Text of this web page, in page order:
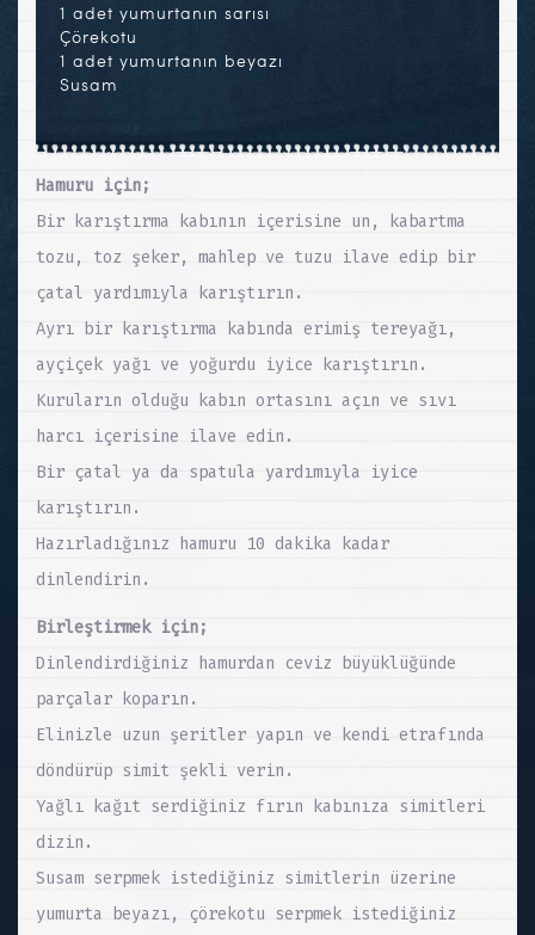
1 adet yumurtanın sarısı
Çörekotu
1 adet yumurtanın beyazı
Susam
Hamuru için;
Bir karıştırma kabının içerisine un, kabartma
tozu, toz şeker, mahlep ve tuzu ilave edip bir
çatal yardımıyla karıştırın.
Ayrı bir karıştırma kabında erimiş tereyağı,
ayçiçek yağı ve yoğurdu iyice karıştırın.
Kuruların olduğu kabın ortasını açın ve sıvı
harcı içerisine ilave edin.
Bir çatal ya da spatula yardımıyla iyice
karıştırın.
Hazırladığınız hamuru 10 dakika kadar
dinlendirin.
Birleştirmek için;
Dinlendirdiğiniz hamurdan ceviz büyüklüğünde
parçalar koparın.
Elinizle uzun şeritler yapın ve kendi etrafında
döndürüp simit şekli verin.
Yağlı kağıt serdiğiniz fırın kabınıza simitleri
dizin.
Susam serpmek istediğiniz simitlerin üzerine
yumurta beyazı, çörekotu serpmek istediğiniz